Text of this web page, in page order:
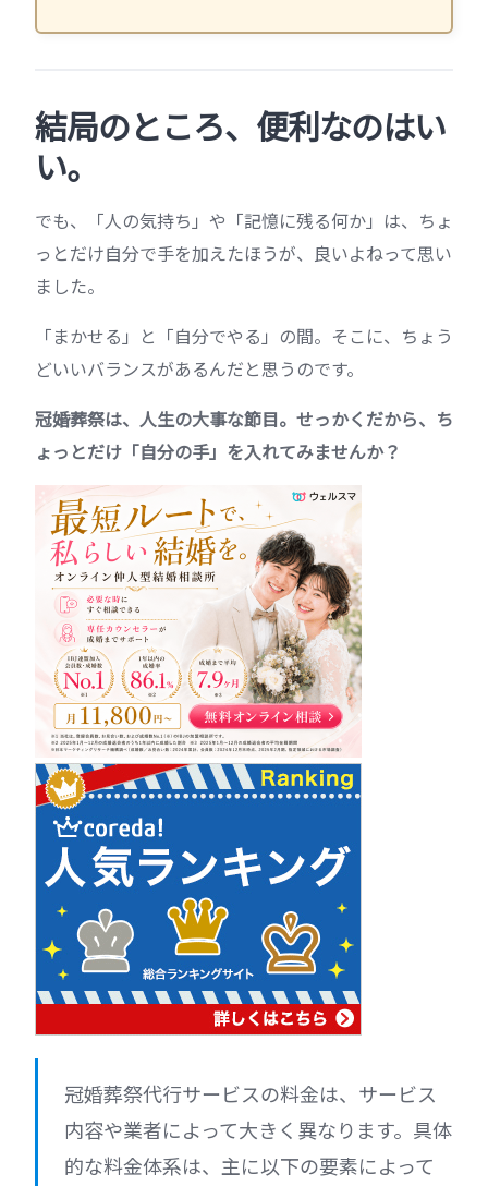
結局のところ、便利なのはい
い。
でも、「人の気持ち」や「記憶に残る何か」は、ちょ
っとだけ自分で手を加えたほうが、良いよねって思い
ました。
「まかせる」と「自分でやる」の間。そこに、ちょう
どいいバランスがあるんだと思うのです。
冠婚葬祭は、人生の大事な節目。せっかくだから、ち
ょっとだけ「自分の手」を入れてみませんか？
冠婚葬祭代行サービスの料金は、サービス
内容や業者によって大きく異なります。具体
的な料金体系は、主に以下の要素によって